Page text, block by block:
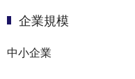
企業規模
中小企業